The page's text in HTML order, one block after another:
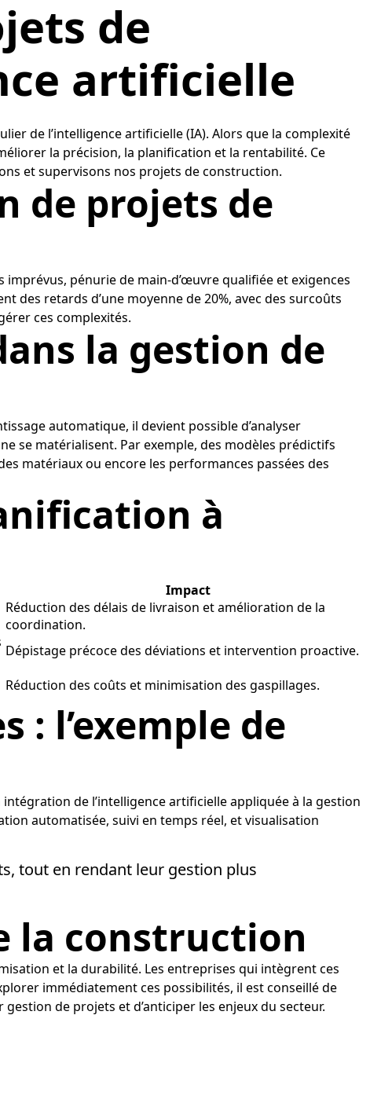
de
artificielle
de l’intelligence artificielle (IA). Alors que la complexité
la précision, la planification et la rentabilité. Ce
et supervisons nos projets de construction.
de projets de
pénurie de main-d’œuvre qualifiée et exigences
retards d’une moyenne de 20%, avec des surcoûts
ces complexités.
la gestion de
automatique, il devient possible d’analyser
se matérialisent. Par exemple, des modèles prédictifs
matériaux ou encore les performances passées des
à
Impact
Réduction des délais de livraison et amélioration de la
coordination.
Dépistage précoce des déviations et intervention proactive.
Réduction des coûts et minimisation des gaspillages.
: l’exemple de
de l’intelligence artificielle appliquée à la gestion
automatisée, suivi en temps réel, et visualisation
tout en rendant leur gestion plus
la construction
et la durabilité. Les entreprises qui intègrent ces
immédiatement ces possibilités, il est conseillé de
de projets et d’anticiper les enjeux du secteur.